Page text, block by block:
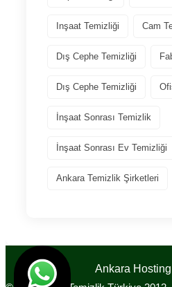
Inşaat Temizliği Cam
Dış Cephe Temizliği
Dış Cephe Temizliği
İnşaat Sonrası Temizlik
İnşaat Sonrası Ev Temizliği
Ankara Temizlik Şirketleri
Tasarım
Ankara Hosting